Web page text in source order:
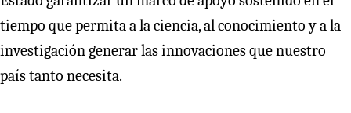
tiempo que permita a la ciencia, al conocimiento y a la
investigación generar las innovaciones que nuestro
país tanto necesita.